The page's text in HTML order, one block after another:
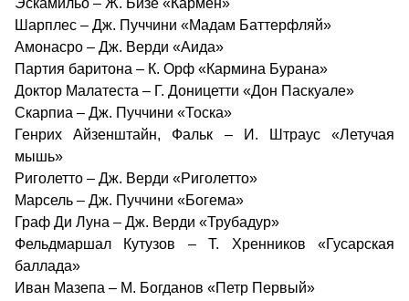
Эскамильо – Ж. Бизе «Кармен»
Шарплес – Дж. Пуччини «Мадам Баттерфляй»
Амонасро – Дж. Верди «Аида»
Партия баритона – К. Орф «Кармина Бурана»
Доктор Малатеста – Г. Доницетти «Дон Паскуале»
Скарпиа – Дж. Пуччини «Тоска»
Генрих Айзенштайн, Фальк – И. Штраус «Летучая
мышь»
Риголетто – Дж. Верди «Риголетто»
Марсель – Дж. Пуччини «Богема»
Граф Ди Луна – Дж. Верди «Трубадур»
Фельдмаршал Кутузов – Т. Хренников «Гусарская
баллада»
Иван Мазепа – М. Богданов «Петр Первый»